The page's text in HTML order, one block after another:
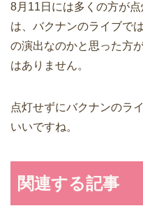
8月11日には多くの方が
は、バクナンのライブで
の演出なのかと思った方
はありません。
点灯せずにバクナンのラ
いいですね。
関連する記事